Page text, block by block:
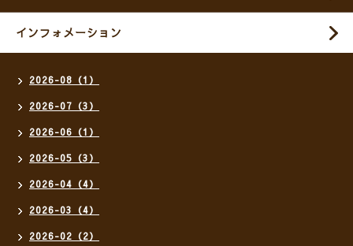
インフォメーション
2026-08（1）
2026-07（3）
2026-06（1）
2026-05（3）
2026-04（4）
2026-03（4）
2026-02（2）